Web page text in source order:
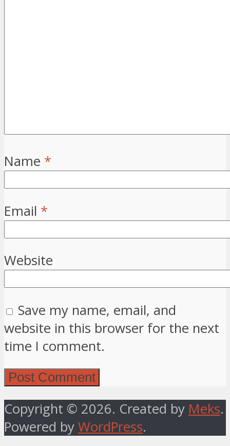
Name *
Email *
Website
Save my name, email, and
website in this browser for the next
time I comment.
Copyright © 2026. Created by Meks.
Powered by WordPress.